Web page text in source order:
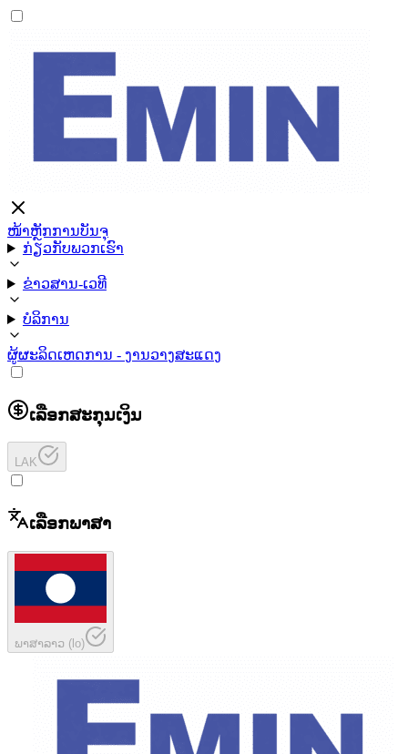
ໜ້າຫຼັກການບັນຈຸ
ກ່ຽວກັບພວກເຮົາ
ຂ່າວສານ-ເວທີ
ບໍລິການ
ຜູ້ຜະລິດເຫດການ - ງານວາງສະແດງ
ເລືອກສະກຸນເງິນ
LAK
ເລືອກພາສາ
ພາສາລາວ (lo)